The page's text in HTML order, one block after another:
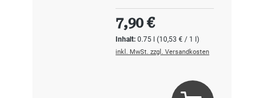
Inhalt:0.75 l(10,53 € / 1 l)
Regulärer Preis:
7,90 €
inkl. MwSt. zzgl. Versandkosten